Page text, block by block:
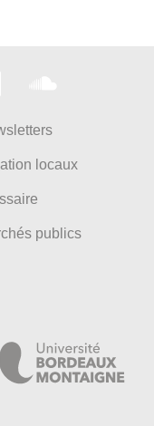
locaux
publics